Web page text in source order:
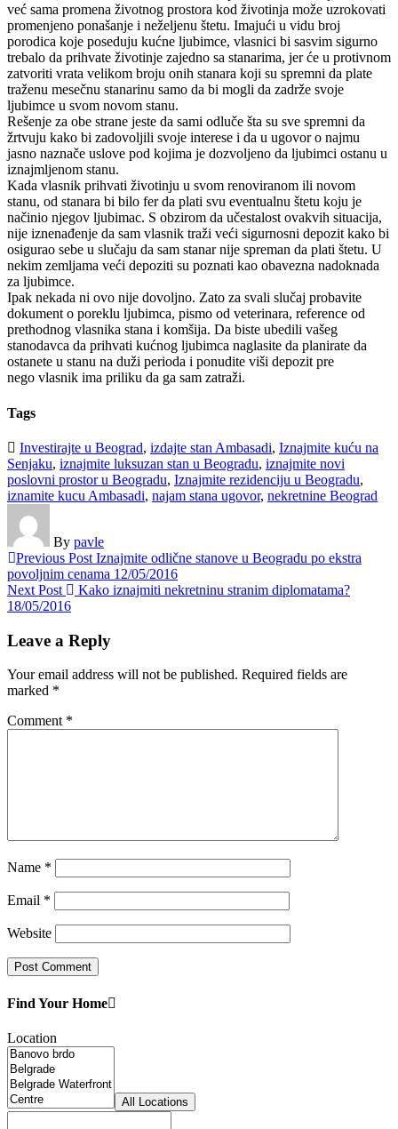
već sama promena životnog prostora kod životinja može uzrokovati
promenjeno ponašanje i neželjenu štetu. Imajući u vidu broj
porodica koje poseduju kućne ljubimce, vlasnici bi sasvim sigurno
trebalo da prihvate životinje zajedno sa stanarima, jer će u protivnom
zatvoriti vrata velikom broju onih stanara koji su spremni da plate
traženu mesečnu stanarinu samo da bi mogli da zadrže svoje
ljubimce u svom novom stanu.
Rešenje za obe strane jeste da sami odluče šta su sve spremni da
žrtvuju kako bi zadovoljili svoje interese i da u ugovor o najmu
jasno naznače uslove pod kojima je dozvoljeno da ljubimci ostanu u
iznajmljenom stanu.
Kada vlasnik prihvati životinju u svom renoviranom ili novom
stanu, od stanara bi bilo fer da plati svu eventualnu štetu koju je
načinio njegov ljubimac. S obzirom da učestalost ovakvih situacija,
nije iznenađenje da sam vlasnik traži veći sigurnosni depozit kako bi
osigurao sebe u slučaju da sam stanar nije spreman da plati štetu. U
nekim zemljama veći depoziti su poznati kao obavezna nadoknada
za ljubimce.
Ipak nekada ni ovo nije dovoljno. Zato za svali slučaj probavite
dokument o poreklu ljubimca, pismo od veterinara, reference od
prethodnog vlasnika stana i komšija. Da biste ubedili vašeg
stanodavca da prihvati kućnog ljubimca naglasite da planirate da
ostanete u stanu na duži perioda i ponudite viši depozit pre
nego vlasnik ima priliku da ga sam zatraži.
Tags
Investirajte u Beograd, izdajte stan Ambasadi, Iznajmite kuću na
Senjaku, iznajmite luksuzan stan u Beogradu, iznajmite novi
poslovni prostor u Beogradu, Iznajmite rezidenciju u Beogradu,
iznamite kucu Ambasadi, najam stana ugovor, nekretnine Beograd
By pavle
Previous Post Iznajmite odlične stanove u Beogradu po ekstra
povoljnim cenama 12/05/2016
Next Post
Kako iznajmiti nekretninu stranim diplomatama?
18/05/2016
Leave a Reply
Your email address will not be published. Required fields are
marked *
Comment *
Name *
Email *
Website
Find Your Home
Location
All Locations